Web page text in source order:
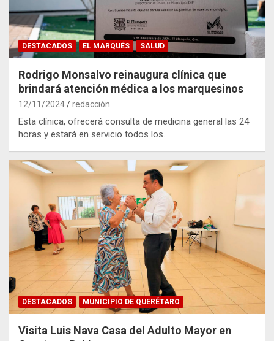
DESTACADOS EL MARQUÉS SALUD
Rodrigo Monsalvo reinaugura clínica que
brindará atención médica a los marquesinos
12/11/2024 redacción
Esta clínica, ofrecerá consulta de medicina general las 24
horas y estará en servicio todos los…
DESTACADOS MUNICIPIO DE QUERÉTARO
Visita Luis Nava Casa del Adulto Mayor en